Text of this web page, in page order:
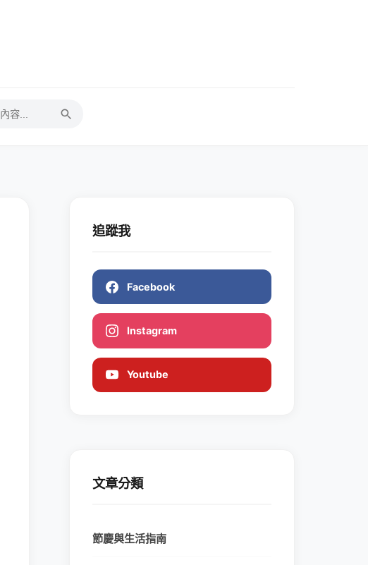
追蹤我
Facebook
Instagram
Youtube
文章分類
節慶與生活指南